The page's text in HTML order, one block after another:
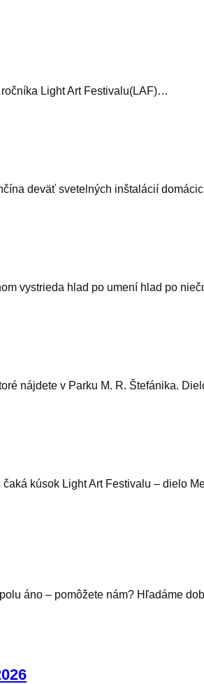
Light Art Festivalu(LAF)…
deväť svetelných inštalácií
vystrieda hlad po umení hlad po
nájdete v Parku M. R. Štefánika.
kúsok Light Art Festivalu – dielo
áno – pomôžete nám? Hľadáme